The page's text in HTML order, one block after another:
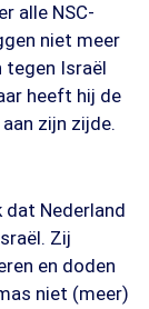
alle NSC-
niet meer
tegen Israël
heeft hij de
zijn zijde.
dat Nederland
Zij
en doden
niet (meer)